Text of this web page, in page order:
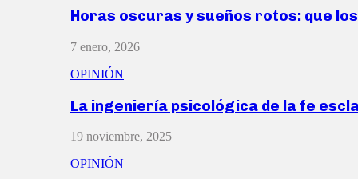
Horas oscuras y sueños rotos: que
7 enero, 2026
OPINIÓN
La ingeniería psicológica de la fe
19 noviembre, 2025
OPINIÓN